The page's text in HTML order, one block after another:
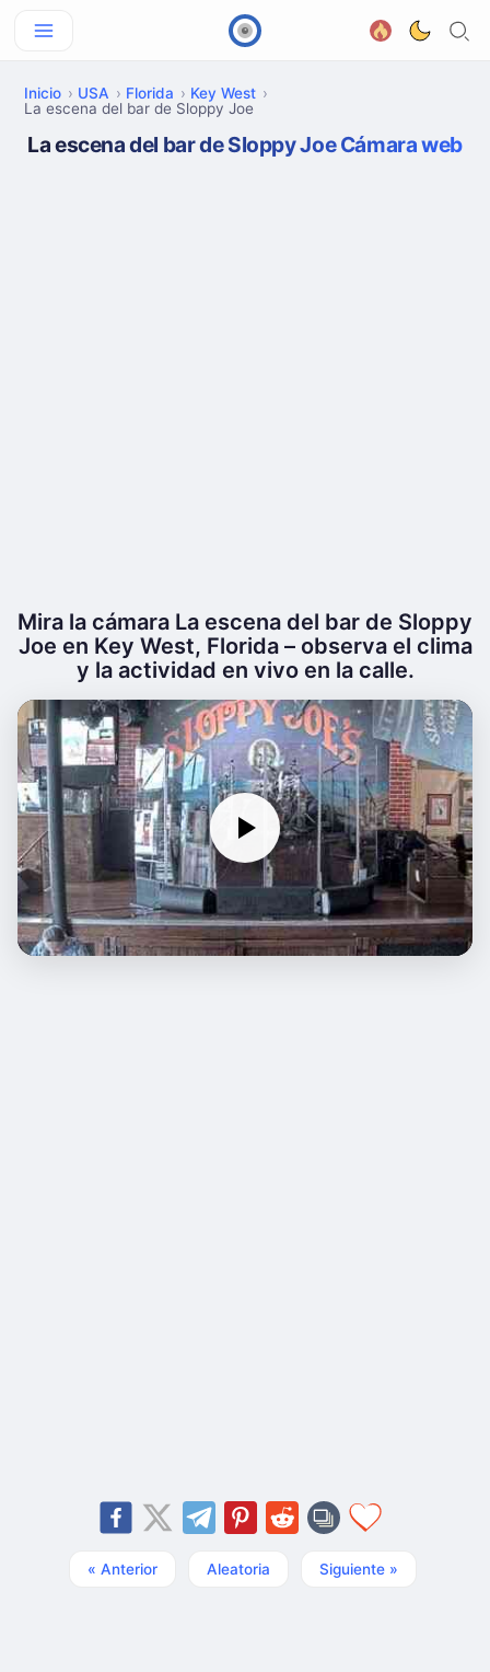
Inicio USA Florida
Key West
La escena del bar de Sloppy Joe
La escena del bar de Sloppy Joe Cámara web
Mira la cámara La escena del bar de Sloppy
Joe en Key West, Florida – observa el clima
y la actividad en vivo en la calle.
« Anterior Aleatoria Siguiente »